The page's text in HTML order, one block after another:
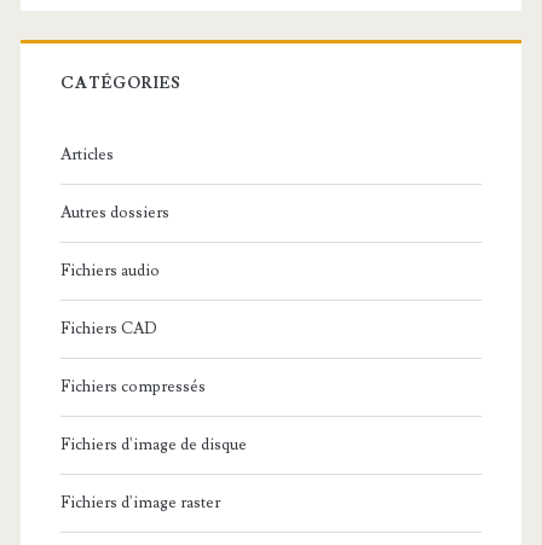
r
c
:
CATÉGORIES
Articles
Autres dossiers
Fichiers audio
Fichiers CAD
Fichiers compressés
Fichiers d'image de disque
Fichiers d'image raster